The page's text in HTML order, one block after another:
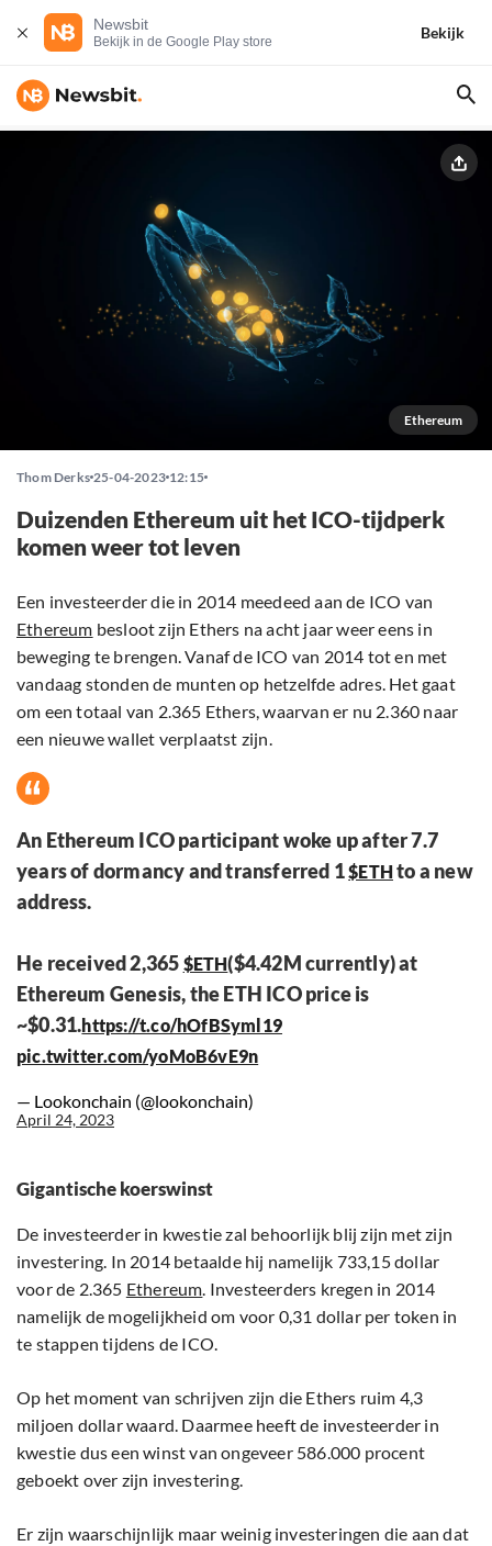
Newsbit
Bekijk in de Google Play store
Bekijk
Ethereum
Thom Derks 25-04-2023 12:15
Duizenden Ethereum uit het ICO-tijdperk
komen weer tot leven
Een investeerder die in 2014 meedeed aan de ICO van
Ethereum besloot zijn Ethers na acht jaar weer eens in
beweging te brengen. Vanaf de ICO van 2014 tot en met
vandaag stonden de munten op hetzelfde adres. Het gaat
om een totaal van 2.365 Ethers, waarvan er nu 2.360 naar
een nieuwe wallet verplaatst zijn.
An Ethereum ICO participant woke up after 7.7
years of dormancy and transferred 1$ETHto a new
address.
He received 2,365 $ETH($4.42M currently) at
Ethereum Genesis, the ETH ICO price is
~$0.31.https://t.co/hOfBSyml19
pic.twitter.com/yoMoB6vE9n
— Lookonchain (@lookonchain)
April 24, 2023
Gigantische koerswinst
De investeerder in kwestie zal behoorlijk blij zijn met zijn
investering. In 2014 betaalde hij namelijk 733,15 dollar
voor de 2.365 Ethereum. Investeerders kregen in 2014
namelijk de mogelijkheid om voor 0,31 dollar per token in
te stappen tijdens de ICO.
Op het moment van schrijven zijn die Ethers ruim 4,3
miljoen dollar waard. Daarmee heeft de investeerder in
kwestie dus een winst van ongeveer 586.000 procent
geboekt over zijn investering.
Er zijn waarschijnlijk maar weinig investeringen die aan dat